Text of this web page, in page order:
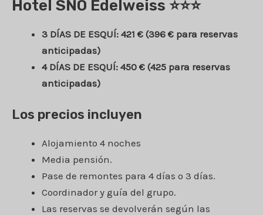
Hotel SNO Edelweiss ⭐⭐⭐
3 DÍAS DE ESQUÍ: 421 € (396 € para reservas
anticipadas)
4 DÍAS DE ESQUÍ: 450 € (425 para reservas
anticipadas)
Los precios incluyen
Alojamiento 4 noches
Media pensión.
Pase de remontes para 4 días o 3 días.
Coordinador y guía del grupo.
Las reservas se devolverán según las